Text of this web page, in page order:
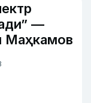
—
Маҳкамов